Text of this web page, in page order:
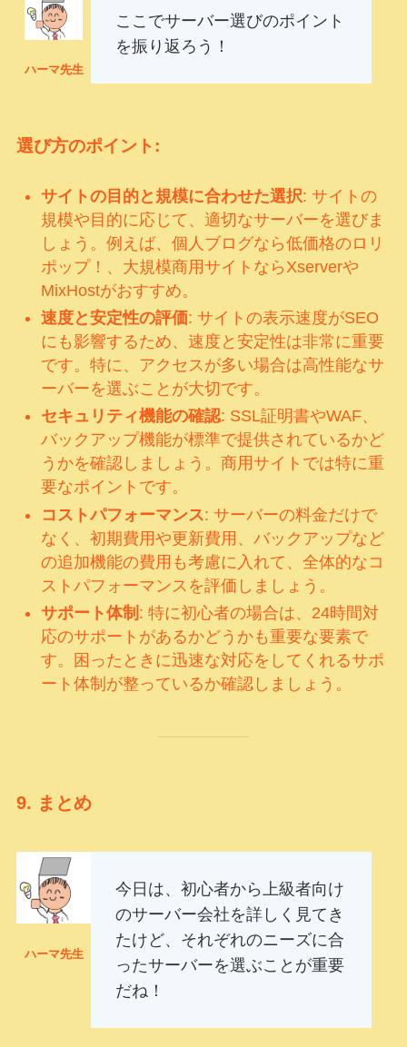
ハーマ先生
ここでサーバー選びのポイント
を振り返ろう！
選び方のポイント:
サイトの目的と規模に合わせた選択: サイトの
規模や目的に応じて、適切なサーバーを選びま
しょう。例えば、個人ブログなら低価格のロリ
ポップ！、大規模商用サイトならXserverや
MixHostがおすすめ。
速度と安定性の評価: サイトの表示速度がSEO
にも影響するため、速度と安定性は非常に重要
です。特に、アクセスが多い場合は高性能なサ
ーバーを選ぶことが大切です。
セキュリティ機能の確認: SSL証明書やWAF、
バックアップ機能が標準で提供されているかど
うかを確認しましょう。商用サイトでは特に重
要なポイントです。
コストパフォーマンス: サーバーの料金だけで
なく、初期費用や更新費用、バックアップなど
の追加機能の費用も考慮に入れて、全体的なコ
ストパフォーマンスを評価しましょう。
サポート体制 : 特に初心者の場合は、24時間対
応のサポートがあるかどうかも重要な要素で
す。困ったときに迅速な対応をしてくれるサポ
ート体制が整っているか確認しましょう。
9. まとめ
ハーマ先生
今日は、初心者から上級者向け
のサーバー会社を詳しく見てき
たけど、それぞれのニーズに合
ったサーバーを選ぶことが重要
だね！